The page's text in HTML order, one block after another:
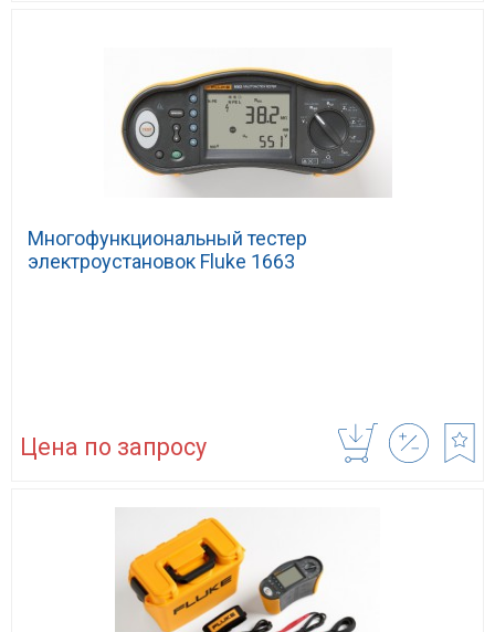
Многофункциональный тестер
электроустановок Fluke 1663
Цена по запросу